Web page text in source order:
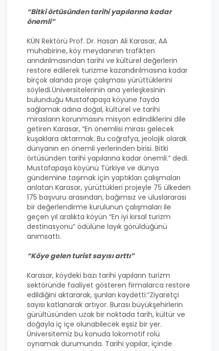
“Bitki örtüsünden tarihi yapılarına kadar
önemli”
KÜN Rektörü Prof. Dr. Hasan Ali Karasar, AA
muhabirine, köy meydanının trafikten
arındırılmasından tarihi ve kültürel değerlerin
restore edilerek turizme kazandırılmasına kadar
birçok alanda proje çalışması yürüttüklerini
söyledi.Üniversitelerinin ana yerleşkesinin
bulunduğu Mustafapaşa köyüne fayda
sağlamak adına doğal, kültürel ve tarihi
mirasların korunmasını misyon edindiklerini dile
getiren Karasar, “En önemlisi mirası gelecek
kuşaklara aktarmak. Bu coğrafya, jeolojik olarak
dünyanın en önemli yerlerinden birisi. Bitki
örtüsünden tarihi yapılarına kadar önemli.” dedi.
Mustafapaşa köyünü Türkiye ve dünya
gündemine taşımak için yaptıkları çalışmaları
anlatan Karasar, yürüttükleri projeyle 75 ülkeden
175 başvuru arasından, bağımsız ve uluslararası
bir değerlendirme kurulunun çalışmaları ile
geçen yıl aralıkta köyün “En iyi kırsal turizm
destinasyonu” ödülüne layık görüldüğünü
anımsattı.
“Köye gelen turist sayısı arttı”
Karasar, köydeki bazı tarihi yapıların turizm
sektöründe faaliyet gösteren firmalarca restore
edildiğini aktararak, şunları kaydetti:”Ziyaretçi
sayısı katlanarak artıyor. Burası büyükşehirlerin
gürültüsünden uzak bir noktada tarih, kültür ve
doğayla iç içe olunabilecek eşsiz bir yer.
Üniversitemiz bu konuda lokomotif rolü
oynamak durumunda. Tarihi yapılar, içinde